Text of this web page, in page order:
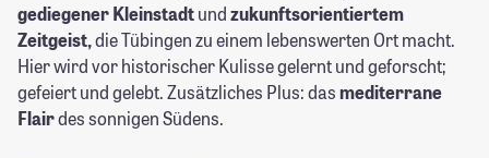
gediegener Kleinstadtundzukunftsorientiertem
Zeitgeist,die Tübingen zu einem lebenswerten Ort macht.
Hier wird vor historischer Kulisse gelernt und geforscht;
gefeiert und gelebt. Zusätzliches Plus: dasmediterrane
Flairdes sonnigen Südens.